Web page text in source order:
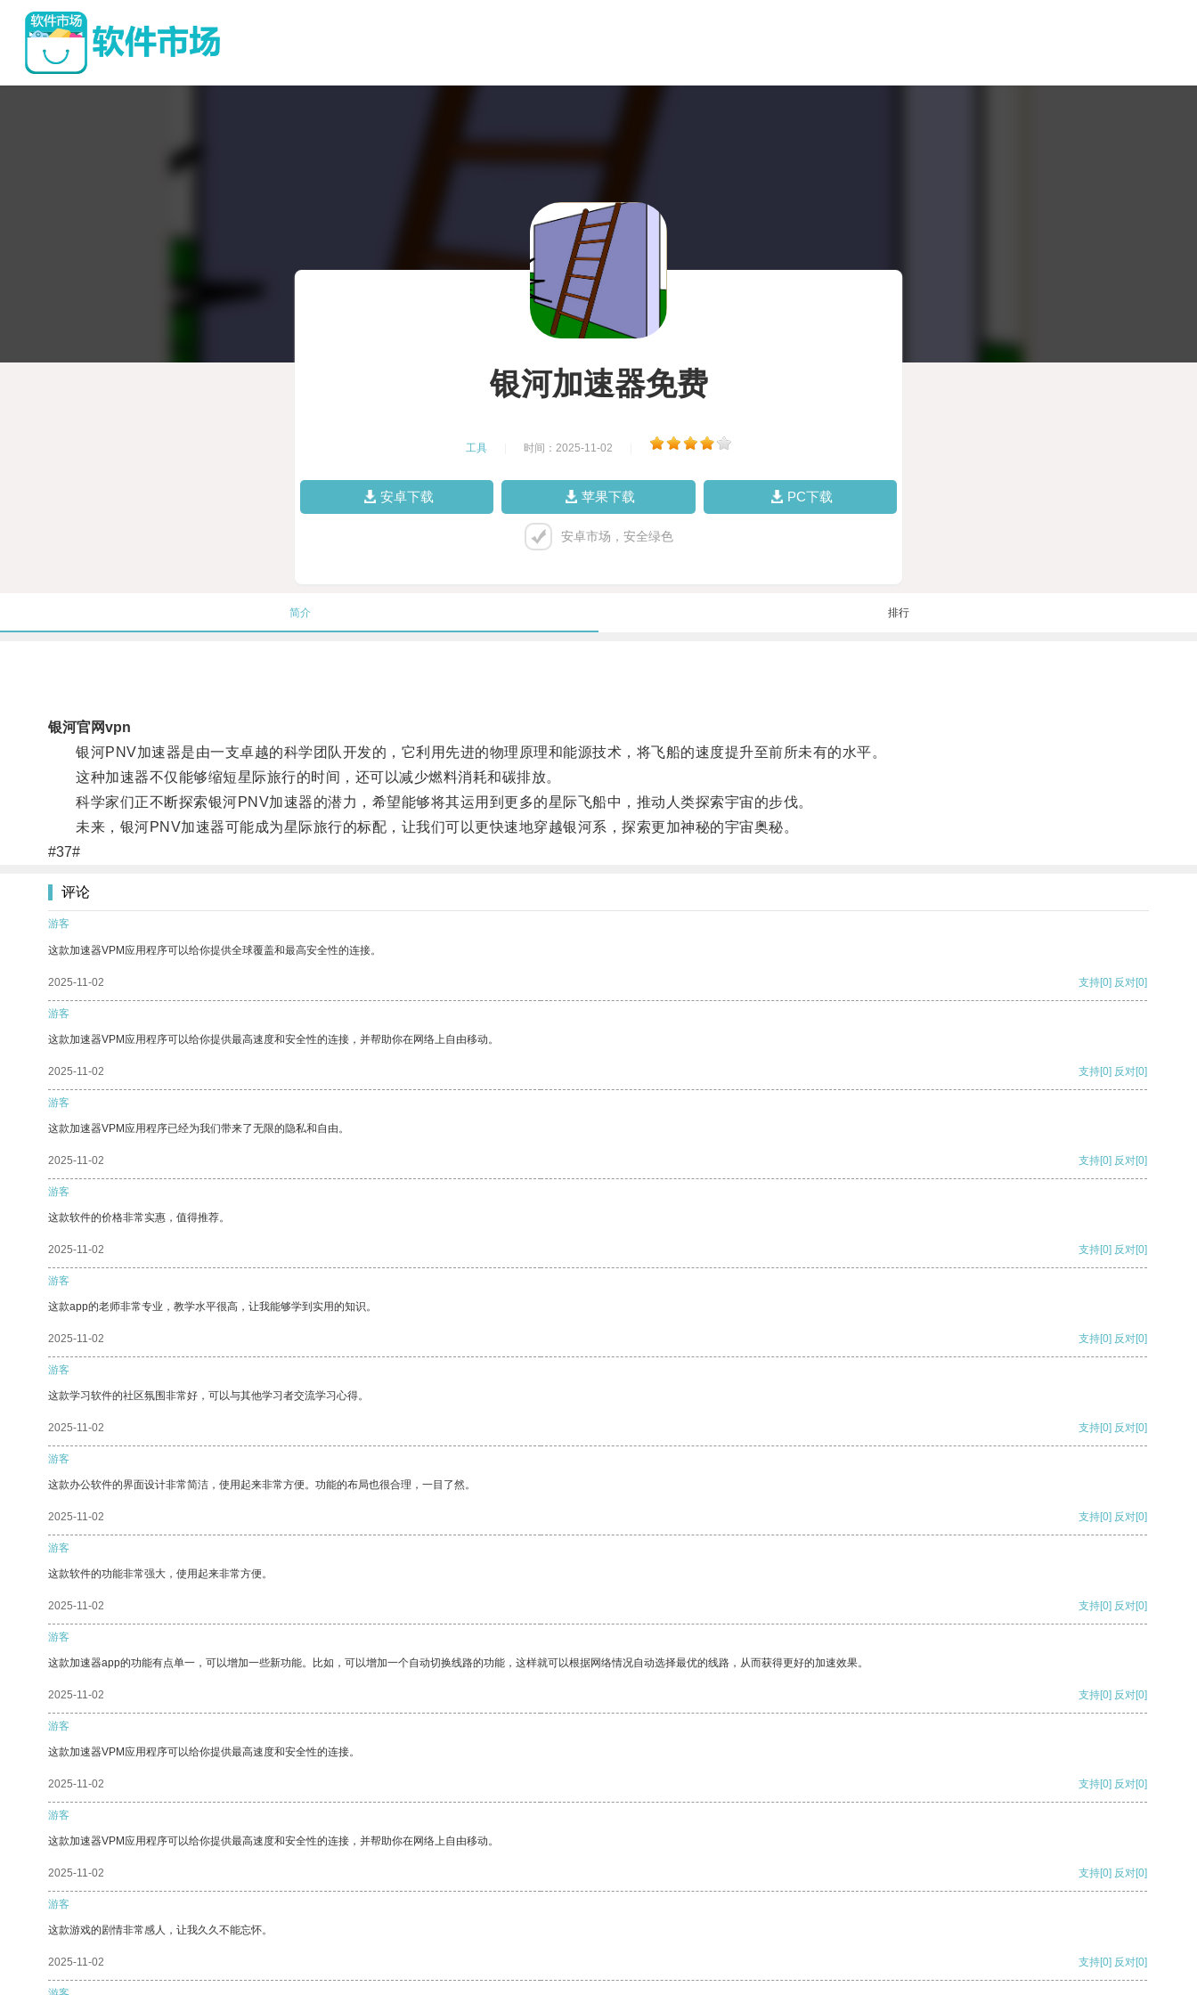
银河加速器免费
工具 时间：2025-11-02
安卓下载 苹果下载 PC下载
安卓市场，安全绿色
简介 排行
银河官网vpn
银河PNV加速器是由一支卓越的科学团队开发的，它利用先进的物理原理和能源技术，将飞船的速度提升至前所未有的水平。
这种加速器不仅能够缩短星际旅行的时间，还可以减少燃料消耗和碳排放。
科学家们正不断探索银河PNV加速器的潜力，希望能够将其运用到更多的星际飞船中，推动人类探索宇宙的步伐。
未来，银河PNV加速器可能成为星际旅行的标配，让我们可以更快速地穿越银河系，探索更加神秘的宇宙奥秘。
#37#
评论
游客
这款加速器VPM应用程序可以给你提供全球覆盖和最高安全性的连接。
2025-11-02 支持[0] 反对[0]
游客
这款加速器VPM应用程序可以给你提供最高速度和安全性的连接，并帮助你在网络上自由移动。
2025-11-02 支持[0] 反对[0]
游客
这款加速器VPM应用程序已经为我们带来了无限的隐私和自由。
2025-11-02 支持[0] 反对[0]
游客
这款软件的价格非常实惠，值得推荐。
2025-11-02 支持[0] 反对[0]
游客
这款app的老师非常专业，教学水平很高，让我能够学到实用的知识。
2025-11-02 支持[0] 反对[0]
游客
这款学习软件的社区氛围非常好，可以与其他学习者交流学习心得。
2025-11-02 支持[0] 反对[0]
游客
这款办公软件的界面设计非常简洁，使用起来非常方便。功能的布局也很合理，一目了然。
2025-11-02 支持[0] 反对[0]
游客
这款软件的功能非常强大，使用起来非常方便。
2025-11-02 支持[0] 反对[0]
游客
这款加速器app的功能有点单一，可以增加一些新功能。比如，可以增加一个自动切换线路的功能，这样就可以根据网络情况自动选择最优的线路，从而获得更好的加速效果。
2025-11-02 支持[0] 反对[0]
游客
这款加速器VPM应用程序可以给你提供最高速度和安全性的连接。
2025-11-02 支持[0] 反对[0]
游客
这款加速器VPM应用程序可以给你提供最高速度和安全性的连接，并帮助你在网络上自由移动。
2025-11-02 支持[0] 反对[0]
游客
这款游戏的剧情非常感人，让我久久不能忘怀。
2025-11-02 支持[0] 反对[0]